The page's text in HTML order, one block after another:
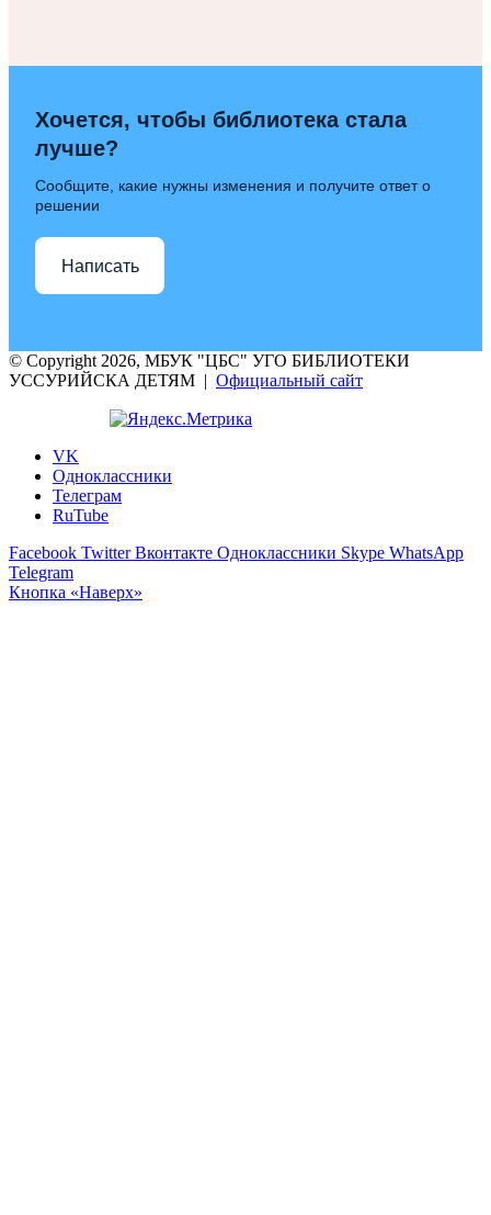
Хочется, чтобы библиотека стала
лучше?
Сообщите, какие нужны изменения и получите ответ о
решении
Написать
© Copyright 2026, МБУК "ЦБС" УГО БИБЛИОТЕКИ
УССУРИЙСКА ДЕТЯМ | Официальный сайт
VK
Одноклассники
Телеграм
RuTube
Facebook Twitter Вконтакте Одноклассники Skype WhatsApp
Telegram
Кнопка «Наверх»